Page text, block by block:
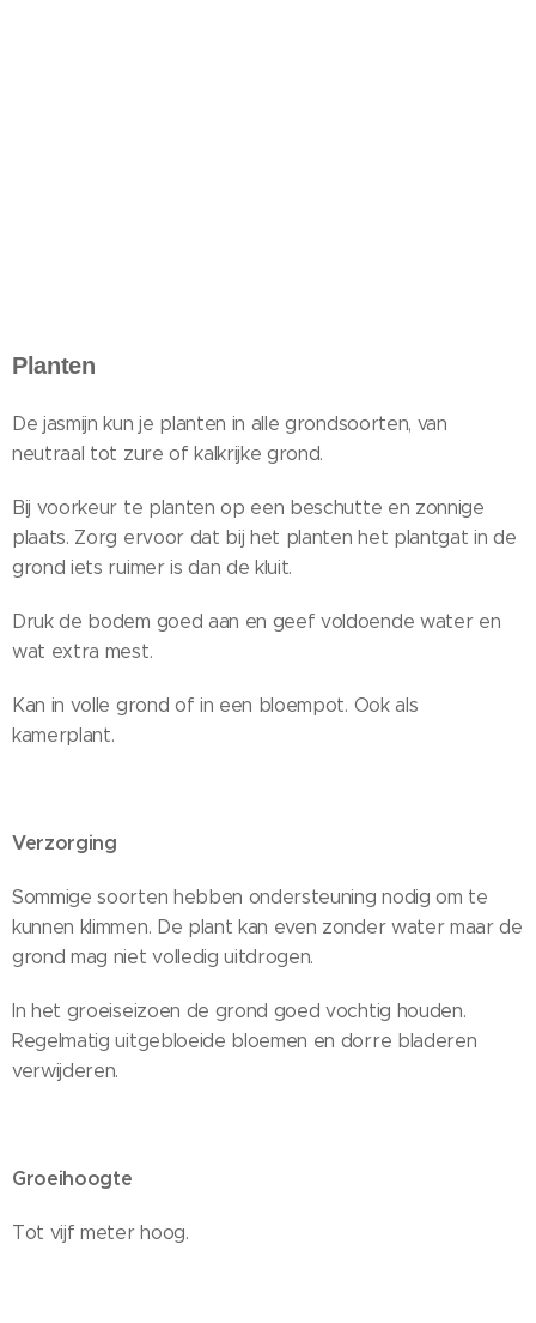
Planten
De jasmijn kun je planten in alle grondsoorten, van
neutraal tot zure of kalkrijke grond.
Bij voorkeur te planten op een beschutte en zonnige
plaats. Zorg ervoor dat bij het planten het plantgat in de
grond iets ruimer is dan de kluit.
Druk de bodem goed aan en geef voldoende water en
wat extra mest.
Kan in volle grond of in een bloempot. Ook als
kamerplant.
Verzorging
Sommige soorten hebben ondersteuning nodig om te
kunnen klimmen. De plant kan even zonder water maar de
grond mag niet volledig uitdrogen.
In het groeiseizoen de grond goed vochtig houden.
Regelmatig uitgebloeide bloemen en dorre bladeren
verwijderen.
Groeihoogte
Tot vijf meter hoog.